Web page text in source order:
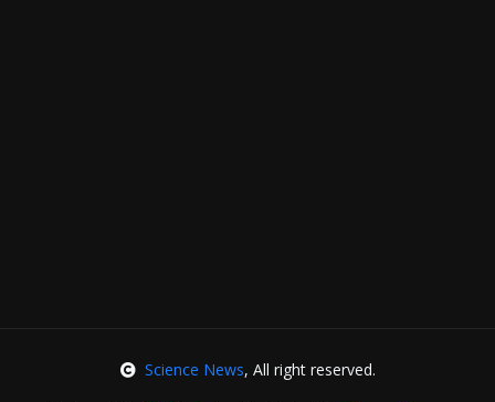
Science News, All right reserved.